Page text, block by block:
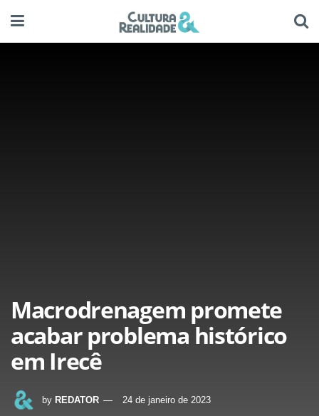
Macrodrenagem promete
acabar problema histórico
em Irecê
by REDATOR 24 de janeiro de 2023